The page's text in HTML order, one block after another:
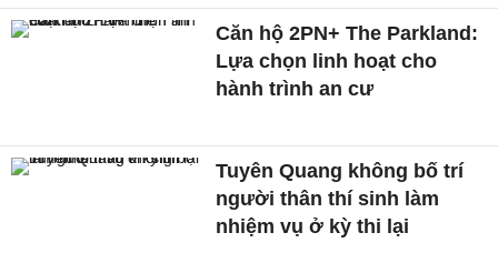
Căn hộ 2PN+ The Parkland:
Lựa chọn linh hoạt cho
hành trình an cư
Tuyên Quang không bố trí
người thân thí sinh làm
nhiệm vụ ở kỳ thi lại